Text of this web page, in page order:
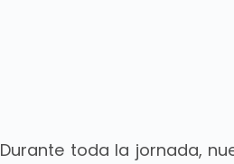
Durante toda la jornada,